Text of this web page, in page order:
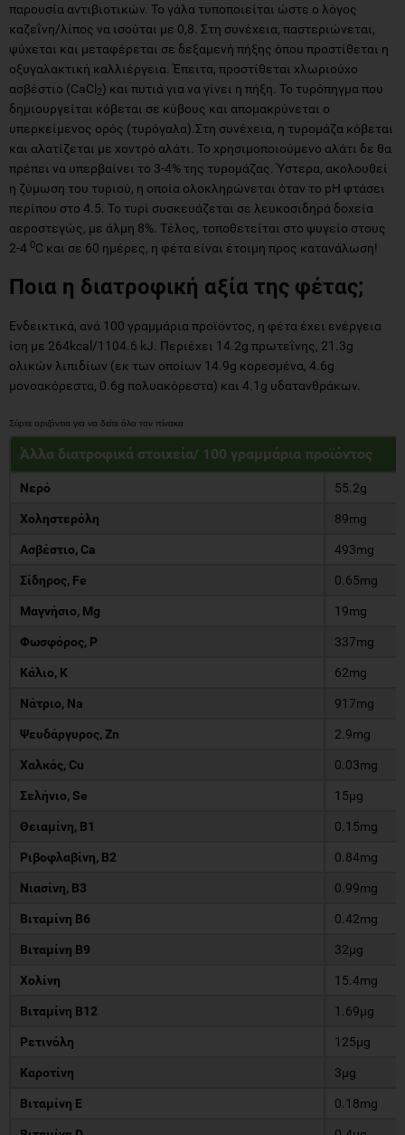
παρουσία αντιβιοτικών. Το γάλα τυποποιείται ώστε ο λόγος
καζεΐνη/λίπος να ισούται με 0,8. Στη συνέχεια, παστεριώνεται,
ψύχεται και μεταφέρεται σε δεξαμενή πήξης όπου προστίθεται η
οξυγαλακτική καλλιέργεια. Έπειτα, προστίθεται χλωριούχο
ασβέστιο (CaCl 2) και πυτιά για να γίνει η πήξη. Το τυρόπηγμα που
δημιουργείται κόβεται σε κύβους και απομακρύνεται ο
υπερκείμενος ορός (τυρόγαλα).Στη συνέχεια, η τυρομάζα κόβεται
και αλατίζεται με χοντρό αλάτι. Το χρησιμοποιούμενο αλάτι δε θα
πρέπει να υπερβαίνει το 3-4% της τυρομάζας. Ύστερα, ακολουθεί
η ζύμωση του τυριού, η οποία ολοκληρώνεται όταν το pH φτάσει
περίπου στο 4.5. Το τυρί συσκευάζεται σε λευκοσιδηρά δοχεία
αεροστεγώς, με άλμη 8%. Τέλος, τοποθετείται στο ψυγείο στους
2-4 0C και σε 60 ημέρες, η φέτα είναι έτοιμη προς κατανάλωση!
Ποια η διατροφική αξία της φέτας;
Ενδεικτικά, ανά 100 γραμμάρια προϊόντος, η φέτα έχει ενέργεια
ίση με 264kcal/1104.6 kJ. Περιέχει 14.2g πρωτεΐνης, 21.3g
ολικών λιπιδίων (εκ των οποίων 14.9g κορεσμένα, 4.6g
μονοακόρεστα, 0.6g πολυακόρεστα) και 4.1g υδατανθράκων.
Άλλα διατροφικά στοιχεία/ 100 γραμμάρια προϊόντος
Νερό 55.2g
Χοληστερόλη 89mg
Ασβέστιο, Ca 493mg
Σίδηρος, Fe 0.65mg
Μαγνήσιο, Mg 19mg
Φωσφόρος, P 337mg
Κάλιο, K 62mg
Νάτριο, Na 917mg
Ψευδάργυρος, Zn 2.9mg
Χαλκός, Cu 0.03mg
Σελήνιο, Se 15µg
Θειαμίνη, Β1 0.15mg
Ριβοφλαβίνη, Β2 0.84mg
Νιασίνη, Β3 0.99mg
Βιταμίνη B6 0.42mg
Βιταμίνη Β9 32µg
Χολίνη 15.4mg
Βιταμίνη B12 1.69µg
Ρετινόλη 125µg
Καροτίνη 3µg
Βιταμίνη E 0.18mg